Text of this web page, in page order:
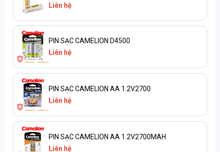
Liên hệ
PIN SẠC CAMELION D4500
Liên hệ
PIN SẠC CAMELION AA 1.2V2700
Liên hệ
PIN SẠC CAMELION AA 1.2V2700MAH
Liên hệ